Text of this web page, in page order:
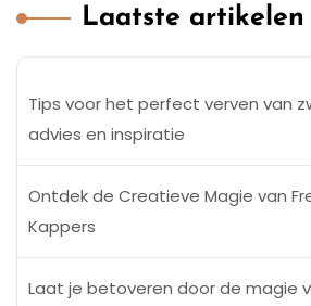
Laatste artikelen
Tips voor het perfect verven van
advies en inspiratie
Ontdek de Creatieve Magie van
Kappers
Laat je betoveren door de magie